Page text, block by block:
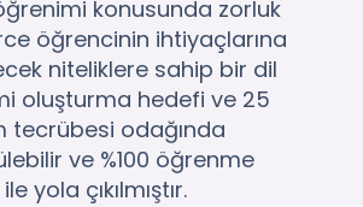
konusunda zorluk
öğrencinin ihtiyaçlarına
niteliklere sahip bir dil
oluşturma hedefi ve 25
tecrübesi odağında
ve %100 öğrenme
yola çıkılmıştır.